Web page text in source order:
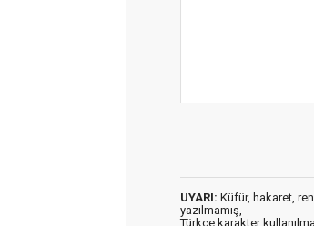
UYARI: Küfür, hakaret,
yazılmamış,
Türkçe karakter